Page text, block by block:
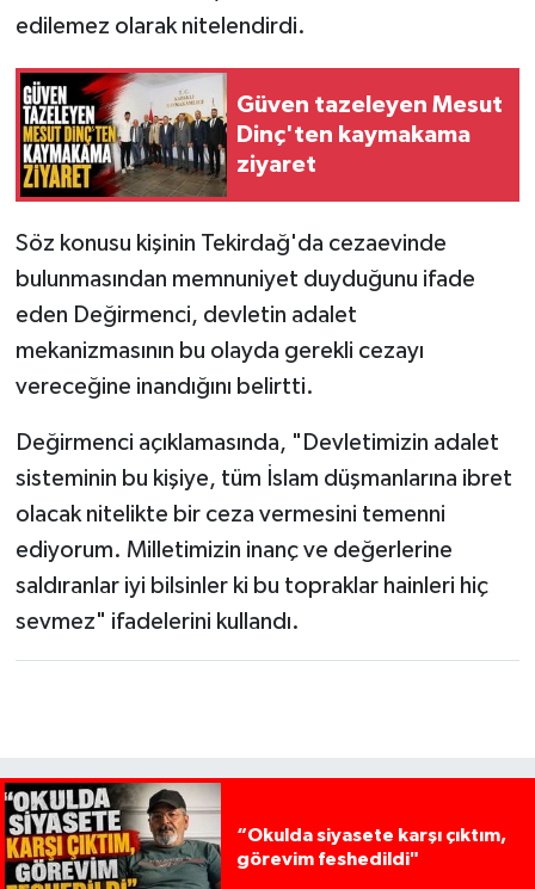
edilemez olarak nitelendirdi.
Güven tazeleyen Mesut
Dinç'ten kaymakama
ziyaret
Söz konusu kişinin Tekirdağ'da cezaevinde
bulunmasından memnuniyet duyduğunu ifade
eden Değirmenci, devletin adalet
mekanizmasının bu olayda gerekli cezayı
vereceğine inandığını belirtti.
Değirmenci açıklamasında, "Devletimizin adalet
sisteminin bu kişiye, tüm İslam düşmanlarına ibret
olacak nitelikte bir ceza vermesini temenni
ediyorum. Milletimizin inanç ve değerlerine
saldıranlar iyi bilsinler ki bu topraklar hainleri hiç
sevmez" ifadelerini kullandı.
“Okulda siyasete karşı çıktım,
görevim feshedildi"